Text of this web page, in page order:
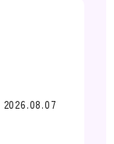
2026.08.07